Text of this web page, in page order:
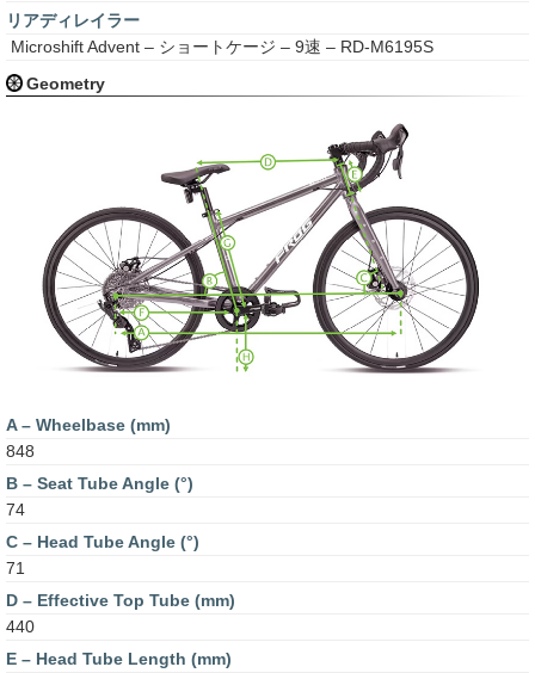
リアディレイラー
Microshift Advent – ショートケージ – 9速 – RD-M6195S
Geometry
A – Wheelbase (mm)
848
B – Seat Tube Angle (°)
74
C – Head Tube Angle (°)
71
D – Effective Top Tube (mm)
440
E – Head Tube Length (mm)